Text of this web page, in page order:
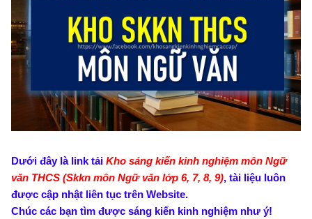
Dưới đây là link tải Kho sáng kiến kinh nghiệm môn Ngữ
văn THCS (Skkn môn Ngữ văn lớp 6, 7, 8, 9), tài liệu luôn
được cập nhật liên tục trên Website.
Chúc các bạn tìm được sáng kiến kinh nghiệm như ý!